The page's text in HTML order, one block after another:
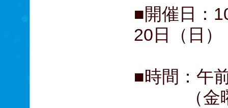
■開催日：
20日（日）
■時間：午
（金曜